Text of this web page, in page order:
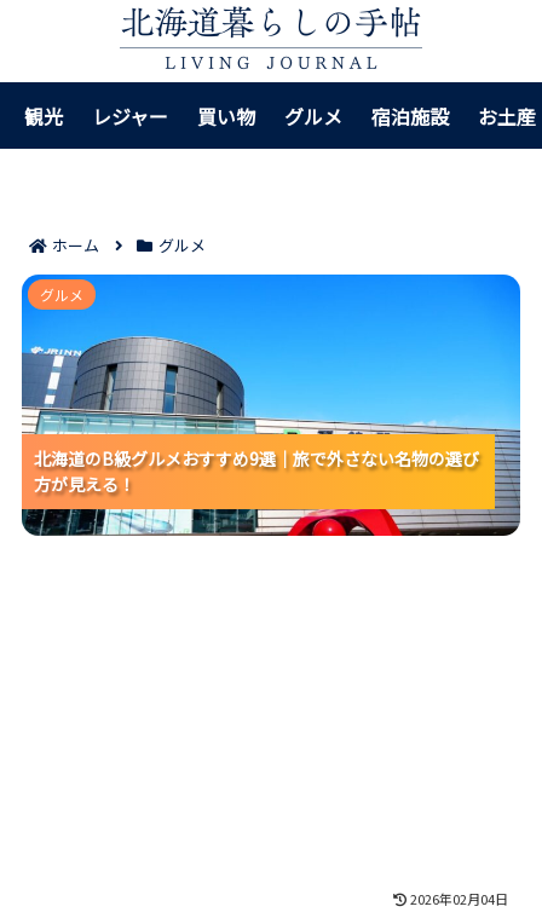
観光 レジャー 買い物 グルメ 宿泊施設 お土産
ホーム グルメ
北海道のB級グルメおすすめ9選｜旅で外さない名物の
北海道のB級グルメおすすめ9選｜旅で外さない名物の選び
方が見える！
北海道のB級グルメおすすめ9選｜旅で外さない名物の選び
方が見える！
北海道のB級グルメおすすめ9選｜旅で外さない名物の選び
方が見える！
グルメ
2026年02月04日